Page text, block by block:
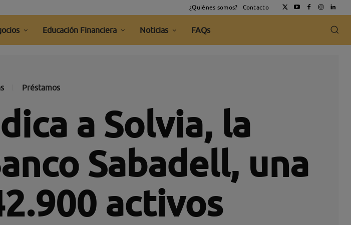
¿Quiénes somos? Contacto
Educación Financiera Noticias FAQs
Préstamos
a Solvia, la
Sabadell, una
activos